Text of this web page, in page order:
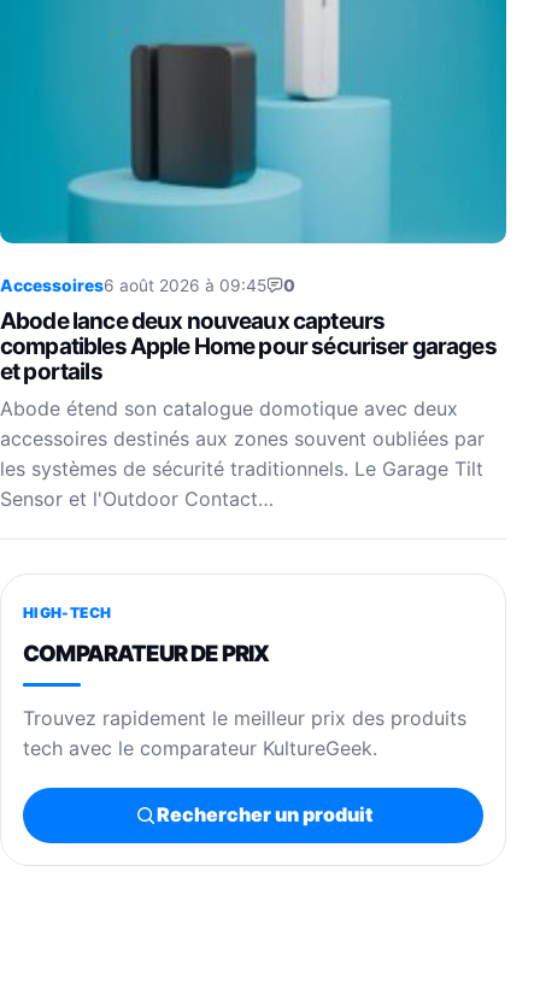
Accessoires6 août 2026 à 09:45 0
Abode lance deux nouveaux capteurs
compatibles Apple Home pour sécuriser garages
et portails
Abode étend son catalogue domotique avec deux
accessoires destinés aux zones souvent oubliées par
les systèmes de sécurité traditionnels. Le Garage Tilt
Sensor et l'Outdoor Contact…
HIGH-TECH
COMPARATEUR DE PRIX
Trouvez rapidement le meilleur prix des produits
tech avec le comparateur KultureGeek.
Rechercher un produit